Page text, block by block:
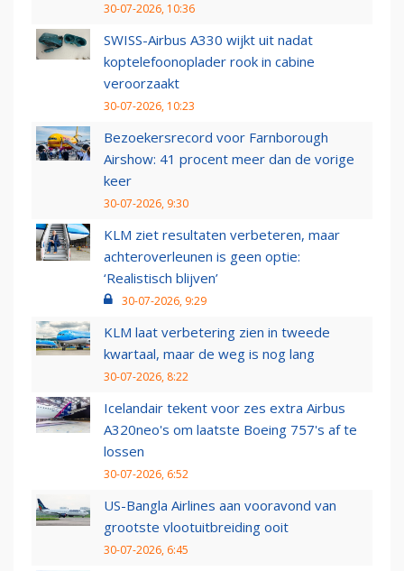
30-07-2026, 10:36
SWISS-Airbus A330 wijkt uit nadat
koptelefoonoplader rook in cabine
veroorzaakt
30-07-2026, 10:23
Bezoekersrecord voor Farnborough
Airshow: 41 procent meer dan de vorige
keer
30-07-2026, 9:30
KLM ziet resultaten verbeteren, maar
achteroverleunen is geen optie:
‘Realistisch blijven’
30-07-2026, 9:29
KLM laat verbetering zien in tweede
kwartaal, maar de weg is nog lang
30-07-2026, 8:22
Icelandair tekent voor zes extra Airbus
A320neo's om laatste Boeing 757's af te
lossen
30-07-2026, 6:52
US-Bangla Airlines aan vooravond van
grootste vlootuitbreiding ooit
30-07-2026, 6:45